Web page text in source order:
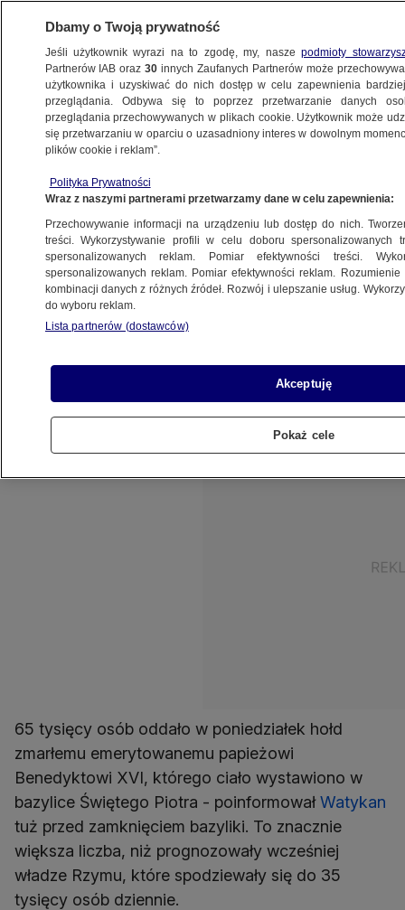
ŚWIAT
emerytowanemu papieżowi Benedyktowi
3.01.2023, 07:01
Udostępnij
zmarłemu emerytowanemu papieżowi
Benedyktowi XVI oddało znacznie więcej osób,
niż prognozowały wcześniej władze Rzymu.
65 tysięcy osób oddało w poniedziałek hołd
zmarłemu emerytowanemu papieżowi
Benedyktowi XVI, którego ciało wystawiono w
bazylice Świętego Piotra - poinformowałWatykan
tuż przed zamknięciem bazyliki. To znacznie
większa liczba, niż prognozowały wcześniej
władze Rzymu, które spodziewały się do 35
tysięcy osób dziennie.
Dbamy o Twoją prywatność
Jeśli użytkownik wyrazi na to zgodę, my, naszepodmioty
Partnerów IAB oraz30 innych Zaufanych Partnerów może
użytkownika i uzyskiwać do nich dostęp w celu zapewnienia
przeglądania. Odbywa się to poprzez przetwarzanie danych
przeglądania przechowywanych w plikach cookie. Użytkownik może
się przetwarzaniu w oparciu o uzasadniony interes w dowolnym
plików cookie i reklam”.
Polityka Prywatności
Wraz z naszymi partnerami przetwarzamy dane w celu zapewnienia:
Przechowywanie informacji na urządzeniu lub dostęp do nich.
treści. Wykorzystywanie profili w celu doboru spersonalizowanych
spersonalizowanych reklam. Pomiar efektywności treści.
spersonalizowanych reklam. Pomiar efektywności reklam.
kombinacji danych z różnych źródeł. Rozwój i ulepszanie usług.
do wyboru reklam.
Lista partnerów (dostawców)
Akceptuję
Pokaż cele